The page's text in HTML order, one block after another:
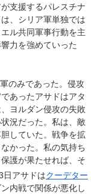
支援するパレスチナ
、シリア軍単独では
ル共同軍事行動を主
力を強めていった
のみであった。侵攻
あったアサドはアタ
ヨルダン侵攻の失敗
況だった。私は、敵
していた。戦争を拡
かった。私の気持ち
護が果たせれば、そ
日アサドはクーデター
内戦で関係が悪化し